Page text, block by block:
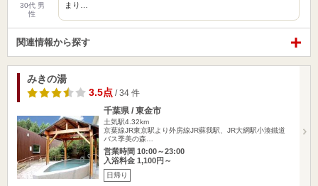
30代 男
性
まり…
関連情報から探す
みきの湯
3.5点 / 34 件
千葉県 / 東金市
土気駅4.32km
京葉線JR東京駅より外房線JR蘇我駅、JR大網駅小湊鐵道
バス季美の森…
営業時間 10:00～23:00
入浴料金 1,100円～
日帰り